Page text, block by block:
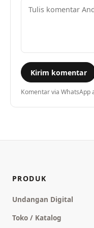
Kirim komentar
Komentar via WhatsApp
PRODUK
Undangan Digital
Toko / Katalog